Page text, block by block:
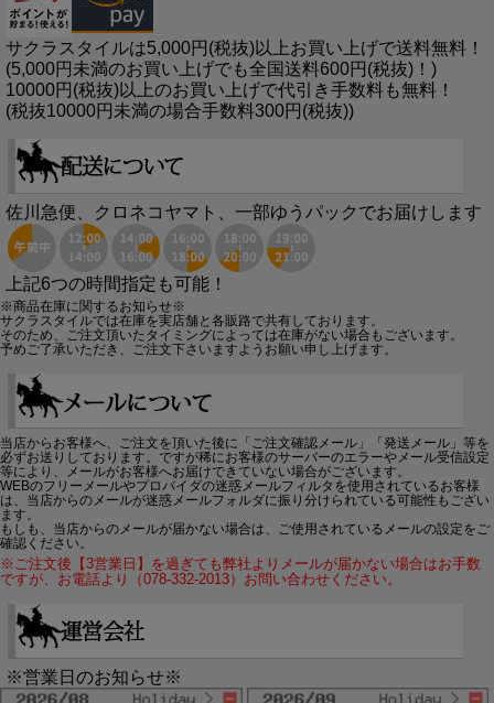
サクラスタイルは5,000円(税抜)以上お買い上げで送料無料！
(5,000円未満のお買い上げでも全国送料600円(税抜)！)
10000円(税抜)以上のお買い上げで代引き手数料も無料！
(税抜10000円未満の場合手数料300円(税抜))
佐川急便、クロネコヤマト、一部ゆうパックでお届けします
上記6つの時間指定も可能！
※商品在庫に関するお知らせ※
サクラスタイルでは在庫を実店舗と各販路で共有しております。
そのため、ご注文頂いたタイミングによっては在庫がない場合もございます。
予めご了承いただき、ご注文下さいますようお願い申し上げます。
当店からお客様へ、ご注文を頂いた後に「ご注文確認メール」「発送メール」等を
必ずお送りしております。ですが稀にお客様のサーバーのエラーやメール受信設定
等により、メールがお客様へお届けできていない場合がございます。
WEBのフリーメールやプロバイダの迷惑メールフィルタを使用されているお客様
は、当店からのメールが迷惑メールフォルダに振り分けられている可能性もござい
ます。
もしも、当店からのメールが届かない場合は、ご使用されているメールの設定をご
確認ください。
※ご注文後【3営業日】を過ぎても弊社よりメールが届かない場合はお手数
ですが、お電話より（078-332-2013）お問い合わせください。
※営業日のお知らせ※